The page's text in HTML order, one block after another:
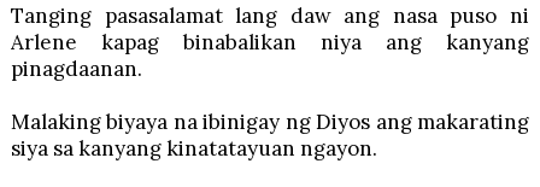
Tanging pasasalamat lang daw ang nasa puso ni
Arlene kapag binabalikan niya ang kanyang
pinagdaanan.
Malaking biyaya na ibinigay ng Diyos ang makarating
siya sa kanyang kinatatayuan ngayon.